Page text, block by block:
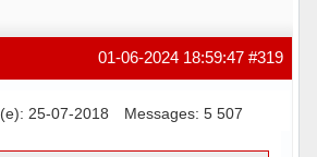
#319
01-06-2024 18:59:47
25-07-2018 Messages: 5 507